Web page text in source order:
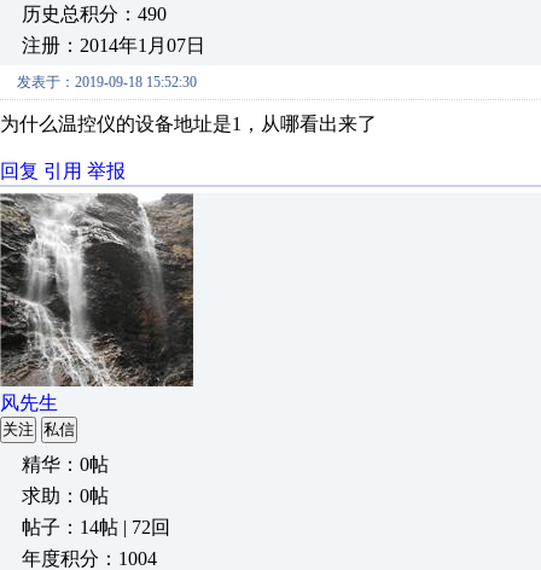
历史总积分：490
注册：2014年1月07日
发表于：2019-09-18 15:52:30
为什么温控仪的设备地址是1，从哪看出来了
回复 引用 举报
风先生
关注 私信
精华：0帖
求助：0帖
帖子：14帖 | 72回
年度积分：1004